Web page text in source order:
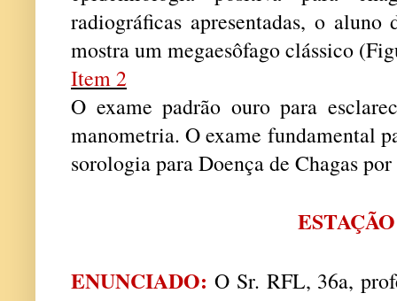
radiográficas apresentadas, o aluno
mostra um megaesôfago clássico
Item 2
O exame padrão ouro para
manometria. O exame fundamental
sorologia para Doença de Chagas
ENUNCIADO: O Sr. RFL, 36a,